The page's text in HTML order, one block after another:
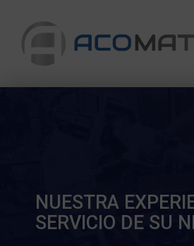
NUESTRA
SERVICIO DE SU